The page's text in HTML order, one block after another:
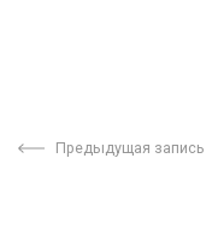
Предыдущая запись